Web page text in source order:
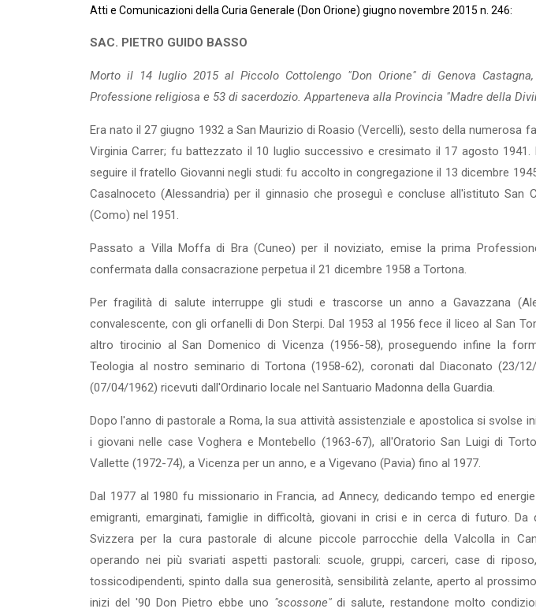
Atti e Comunicazioni della Curia Generale (Don Orione) giugno novembre 2015 n. 246:
SAC. PIETRO GUIDO BASSO
Morto il 14 luglio 2015 al Piccolo Cottolengo "Don Orione" di Geno­va
Professione religiosa e 53 di sacer­dozio. Apparteneva alla Provincia "Madre della
Era nato il 27 giugno 1932 a San Maurizio di Roasio (Vercelli), sesto del­la numerosa
Virginia Carrer; fu battezzato il 10 luglio successivo e cresimato il 17 agosto 1941.
seguire il fratello Giovanni negli studi: fu accolto in congregazione il 13 dicembre
Casalnoceto (Alessandria) per il gin­nasio che proseguì e concluse all'istituto San
(Como) nel 1951.
Passato a Villa Moffa di Bra (Cuneo) per il noviziato, emise la prima
confermata dalla consacrazione perpetua il 21 dicembre 1958 a Tortona.
Per fragilità di salute interruppe gli studi e trascorse un anno a Gavazzana
convalescente, con gli orfanelli di Don Sterpi. Dal 1953 al 1956 fece il liceo al San
altro tirocinio al San Domenico di Vicenza (1956-58), proseguendo infine la
Teologia al nostro seminario di Tortona (1958-62), coronati dal Diaconato (23/
(07/04/1962) ricevuti dall'Ordinario locale nel Santuario Madonna della Guardia.
Dopo l'anno di pastorale a Roma, la sua attività assistenziale e apostolica si svolse
i giovani nelle case Voghera e Montebello (1963-67), all'Oratorio San Luigi di
Vallette (1972-74), a Vicenza per un anno, e a Vigevano (Pavia) fino al 1977.
Dal 1977 al 1980 fu missionario in Francia, ad Annecy, dedicando tempo ed
emigranti, emarginati, famiglie in diffi­coltà, giovani in crisi e in cerca di futuro. Da
Svizze­ra per la cura pastorale di alcune piccole parrocchie della Valcolla in
operando nei più svariati aspetti pastorali: scuole, grup­pi, carceri, case di
tossicodipendenti, spinto dalla sua generosità, sensibilità zelante, aperto al
inizi del '90 Don Pietro ebbe uno "scossone"di salute, restandone molto